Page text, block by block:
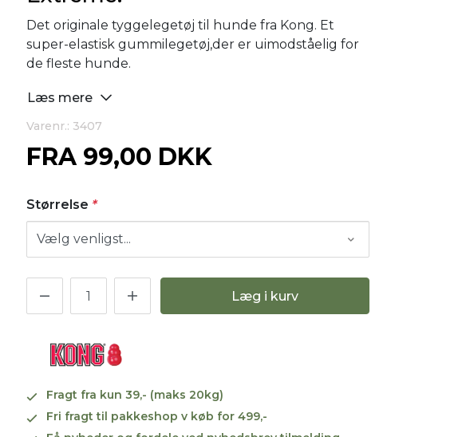
Det originale tyggelegetøj til hunde fra Kong. Et
super-elastisk gummilegetøj,der er uimodståelig for
de fleste hunde.
Læs mere
Varenr.: 3407
FRA 99,00 DKK
Størrelse *
Læg i kurv
Fragt fra kun 39,- (maks 20kg)
Fri fragt til pakkeshop v køb for 499,-